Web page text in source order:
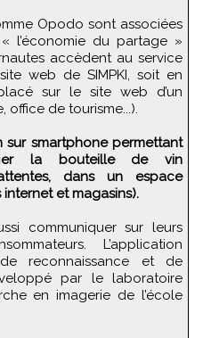
Opodo sont associées
l’économie du partage »
accèdent au service
web de SIMPKI, soit en
sur le site web d’un
office de tourisme...).
sur smartphone permettant
la bouteille de vin
dans un espace
et magasins).
communiquer sur leurs
L’application
reconnaissance et de
par le laboratoire
en imagerie de l’école